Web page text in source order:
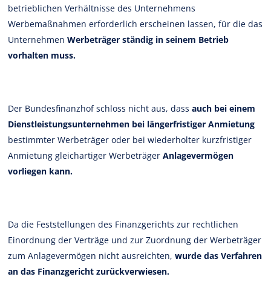
betrieblichen Verhältnisse des Unternehmens
Werbemaßnahmen erforderlich erscheinen lassen, für die das
UnternehmenWerbeträger ständig in seinem Betrieb
vorhalten muss.
Der Bundesfinanzhof schloss nicht aus, dassauch bei einem
Dienstleistungsunternehmen bei längerfristiger Anmietung
bestimmter Werbeträger oder bei wiederholter kurzfristiger
Anmietung gleichartiger Werbeträger Anlagevermögen
vorliegen kann.
Da die Feststellungen des Finanzgerichts zur rechtlichen
Einordnung der Verträge und zur Zuordnung der Werbeträger
zum Anlagevermögen nicht ausreichten,wurde das Verfahren
an das Finanzgericht zurückverwiesen.